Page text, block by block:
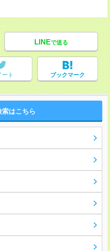
LINEで送る
ート ブックマーク
はこちら